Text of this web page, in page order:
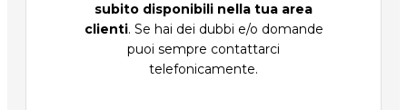
subito disponibili nella tua area
clienti. Se hai dei dubbi e/o domande
puoi sempre contattarci
telefonicamente.